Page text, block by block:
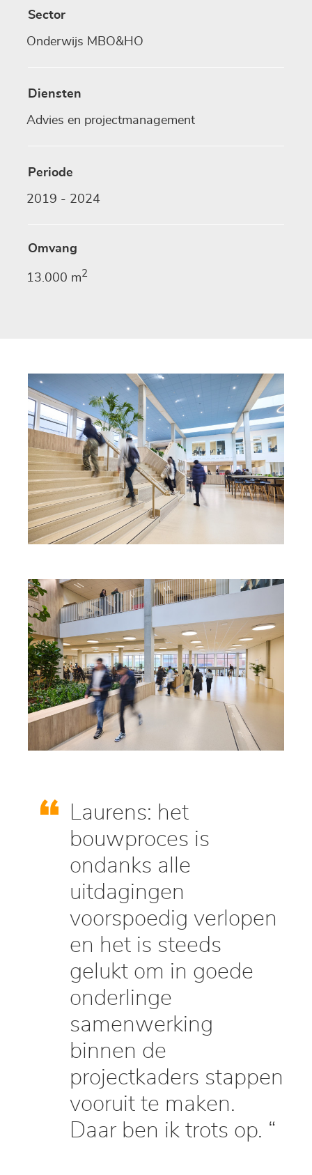
Sector
Onderwijs MBO&HO
Diensten
Advies en projectmanagement
Periode
2019 - 2024
Omvang
13.000 m2
Laurens: het
bouwproces is
ondanks alle
uitdagingen
voorspoedig verlopen
en het is steeds
gelukt om in goede
onderlinge
samenwerking
binnen de
projectkaders stappen
vooruit te maken.
Daar ben ik trots op. “